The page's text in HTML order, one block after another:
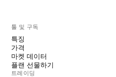
툴 및 구독
특징
가격
마켓 데이터
플랜 선물하기
트레이딩